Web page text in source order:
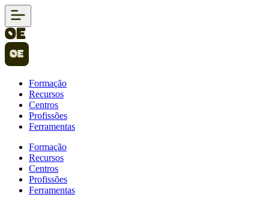
Formação
Recursos
Centros
Profissões
Ferramentas
Formação
Recursos
Centros
Profissões
Ferramentas